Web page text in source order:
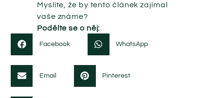
Myslíte, že by tento článek zajímal
vaše známe?
Podělte se o něj:
Facebook WhatsApp
Email Pinterest